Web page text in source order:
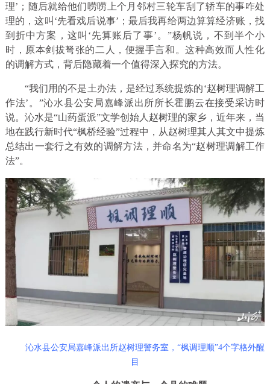
理’；随后就给他们唠唠上个月邻村三轮车刮了轿车的事咋处
理的，这叫‘先看戏后说事’；最后我再给两边算算经济账，找
到折中方案，这叫‘先算账后了事’。”杨帆说，不到半个小
时，原本剑拔弩张的二人，便握手言和。这种高效而人性化
的调解方式，背后隐藏着一个值得深入探究的方法。
“我们用的不是土办法，是经过系统提炼的‘赵树理调解工
作法’。”沁水县公安局嘉峰派出所所长霍鹏云在接受采访时
说。沁水是“山药蛋派”文学创始人赵树理的家乡，近年来，当
地在践行新时代“枫桥经验”过程中，从赵树理其人其文中提炼
总结出一套行之有效的调解方法，并命名为“赵树理调解工作
法”。
沁水县公安局嘉峰派出所赵树理警务室，“枫调理顺”4个字格外醒
目